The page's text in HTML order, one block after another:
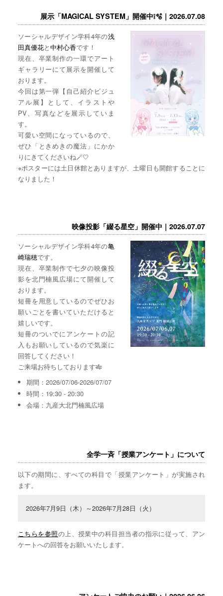
展示「MAGICAL SYSTEM」開催中❕🫧｜2026.07.08
ソーシャルデザイン学科4年の浅
田真優花と中村心香です！
現在、卒業制作の一環でアート
ギャラリーにて展示を開催して
おります。
今回は第一弾【自己紹介ビジュ
アル展】として、イラストや
PV、写真などを展示していま
す。
可愛い空間になっているので、
ぜひ「ときめきの魔法」にかか
りにきてくださいね🪄🤍
※ポスターには土日休館とありますが、土曜日も開館することに
なりました！
映像投影「綴る星空」開催中｜2026.07.07
ソーシャルデザイン学科4年の亀
崎瑞穂です。
現在、卒業制作で七夕の映像投
影を北門楠風広場にて開催して
おります。
短冊を用意しているのでぜひお
願いごとを書いていただけると
嬉しいです。
短冊のついでにアンケートの記
入もお願いしているので気楽に
回答してください！
ご来場お待ちしております🎋
期間：2026/07/06-2026/07/07
時間：19:30 - 20:30
会場：九産大北門楠風広場
全学一斉「授業アンケート」について
以下の期間に、すべての科目で「授業アンケート」が実施され
ます。
2026年7月9日（木）～2026年7月28日（火）
こちらを参照の上、授業中の科目担当者の指示に従って、アン
ケートへの回答をお願いいたします。